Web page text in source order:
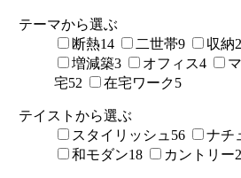
テーマから選ぶ
断熱14 二世帯9 収納
増減築3 オフィス4
宅52 在宅ワーク5
テイストから選ぶ
スタイリッシュ 56 ナチ
和モダン18 カントリー2